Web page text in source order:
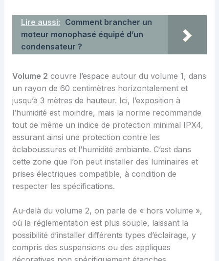
Lire aussi: Comment brancher un
moteur monophasé équipé d’un
condensateur ?
Volume 2 couvre l’espace autour du volume 1, dans
un rayon de 60 centimètres horizontalement et
jusqu’à 3 mètres de hauteur. Ici, l’exposition à
l’humidité est moindre, mais la norme recommande
tout de même un indice de protection minimal IPX4,
assurant ainsi une protection contre les
éclaboussures et l’humidité ambiante. C’est dans
cette zone que l’on peut installer des luminaires et
prises électriques compatible, à condition de
respecter les spécifications.
Au-delà du volume 2, on parle de « hors volume »,
où la réglementation est plus souple, laissant la
possibilité d’installer différents types d’éclairage, y
compris des suspensions ou des appliques